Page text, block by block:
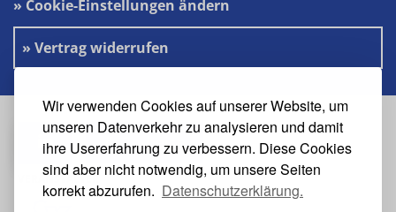
Wir verwenden Cookies auf unserer Website, um
unseren Datenverkehr zu analysieren und damit
ihre Usererfahrung zu verbessern. Diese Cookies
sind aber nicht notwendig, um unsere Seiten
korrekt abzurufen. Datenschutzerklärung.
» Cookie-Einstellungen ändern
» Vertrag widerrufen
#s2n-heise
VERANSTALTER